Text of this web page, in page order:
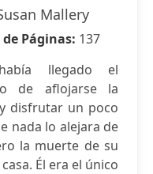
Mallery
Páginas: 137
llegado el
de aflojarse la
disfrutar un poco
nada lo alejara de
la muerte de su
Él era el único